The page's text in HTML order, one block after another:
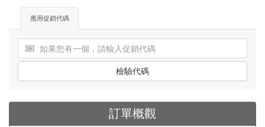
應用促銷代碼
檢驗代碼
訂單概觀